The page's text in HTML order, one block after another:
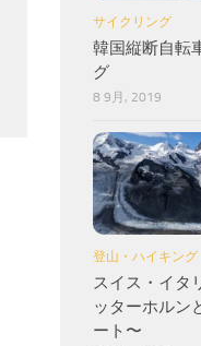
サイクリング
韓国縦断自転
グ
8 9月, 2019
登山・ハイキング
スイス・イタ
ッターホルン
ート〜